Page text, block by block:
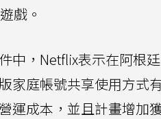
戲。
中，Netflix表示在阿根
家庭帳號共享使用方式
運成本，並且計畫增加